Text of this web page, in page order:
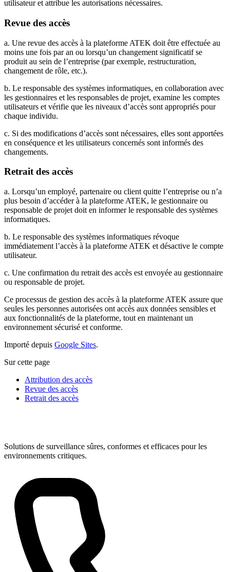
utilisateur et attribue les autorisations nécessaires.
Revue des accès
a. Une revue des accès à la plateforme ATEK doit être effectuée au
moins une fois par an ou lorsqu’un changement significatif se
produit au sein de l’entreprise (par exemple, restructuration,
changement de rôle, etc.).
b. Le responsable des systèmes informatiques, en collaboration avec
les gestionnaires et les responsables de projet, examine les comptes
utilisateurs et vérifie que les niveaux d’accès sont appropriés pour
chaque individu.
c. Si des modifications d’accès sont nécessaires, elles sont apportées
en conséquence et les utilisateurs concernés sont informés des
changements.
Retrait des accès
a. Lorsqu’un employé, partenaire ou client quitte l’entreprise ou n’a
plus besoin d’accéder à la plateforme ATEK, le gestionnaire ou
responsable de projet doit en informer le responsable des systèmes
informatiques.
b. Le responsable des systèmes informatiques révoque
immédiatement l’accès à la plateforme ATEK et désactive le compte
utilisateur.
c. Une confirmation du retrait des accès est envoyée au gestionnaire
ou responsable de projet.
Ce processus de gestion des accès à la plateforme ATEK assure que
seules les personnes autorisées ont accès aux données sensibles et
aux fonctionnalités de la plateforme, tout en maintenant un
environnement sécurisé et conforme.
Importé depuis Google Sites.
Sur cette page
Attribution des accès
Revue des accès
Retrait des accès
Solutions de surveillance sûres, conformes et efficaces pour les
environnements critiques.